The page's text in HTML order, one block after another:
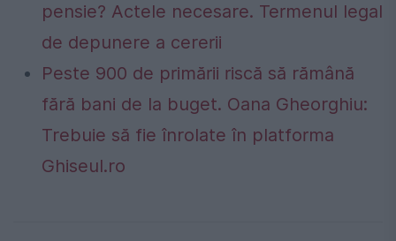
pensie? Actele necesare. Termenul legal
de depunere a cererii
Peste 900 de primării riscă să rămână
fără bani de la buget. Oana Gheorghiu:
Trebuie să fie înrolate în platforma
Ghiseul.ro